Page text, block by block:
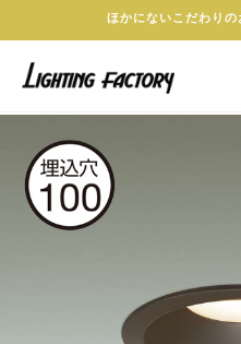
ほかにないこだわりの